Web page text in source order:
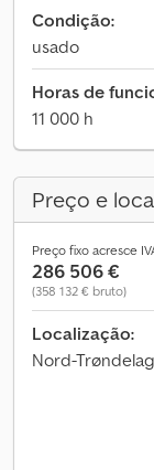
Condição:
usado
Horas de
11 000 h
Preço e
Preço fixo acresce
286 506 €
(358 132 € bruto)
Localização:
Nord-Trøndelag